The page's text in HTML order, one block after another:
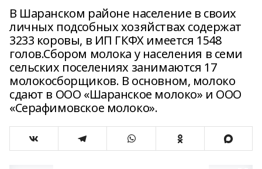
В Шаранском районе население в своих
личных подсобных хозяйствах содержат
3233 коровы, в ИП ГКФХ имеется 1548
голов.Сбором молока у населения в семи
сельских поселениях занимаются 17
молокосборщиков. В основном, молоко
сдают в ООО «Шаранское молоко» и ООО
«Серафимовское молоко».